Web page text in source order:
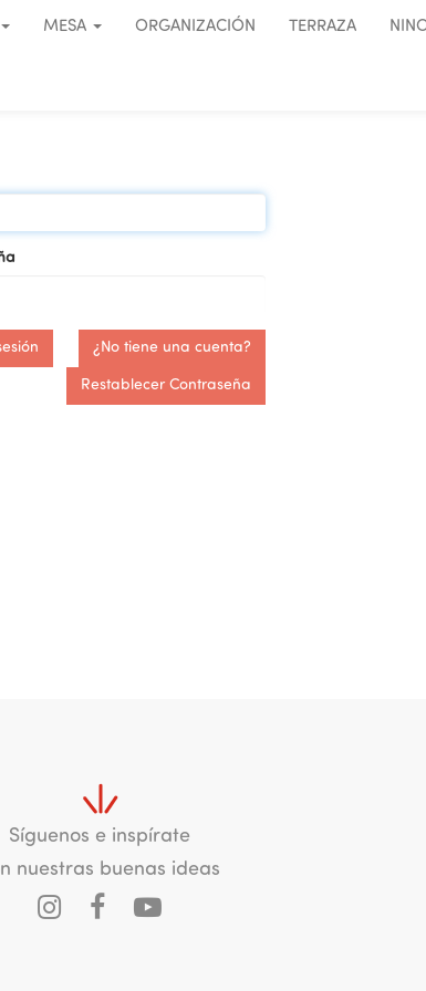
MESA ORGANIZACIÓN TERRAZA
¿No tiene una cuenta?
Restablecer Contraseña
Síguenos e inspírate
nuestras buenas ideas